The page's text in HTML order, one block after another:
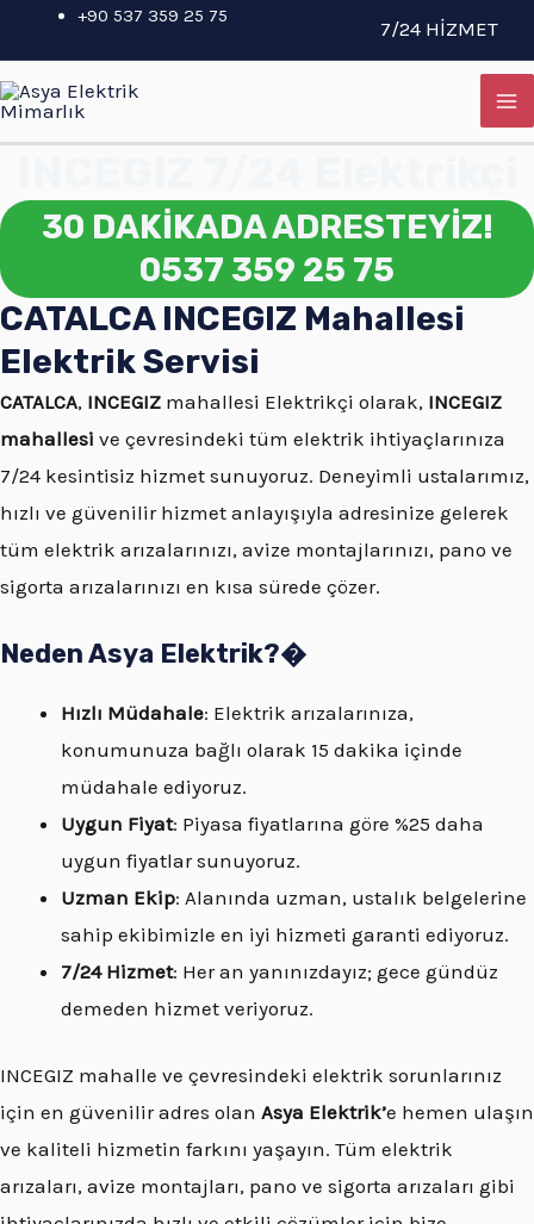
İçeriğe
atla
+90 537 359 25 75
7/24 HİZMET
30 DAKİKADA ADRESTEYİZ!
0537 359 25 75
CATALCA INCEGIZ Mahallesi
Elektrik Servisi
CATALCA, INCEGIZ mahallesi Elektrikçi olarak, INCEGIZ
mahallesi ve çevresindeki tüm elektrik ihtiyaçlarınıza
7/24 kesintisiz hizmet sunuyoruz. Deneyimli ustalarımız,
hızlı ve güvenilir hizmet anlayışıyla adresinize gelerek
tüm elektrik arızalarınızı, avize montajlarınızı, pano ve
sigorta arızalarınızı en kısa sürede çözer.
Neden Asya Elektrik?�
Hızlı Müdahale: Elektrik arızalarınıza,
konumunuza bağlı olarak 15 dakika içinde
müdahale ediyoruz.
Uygun Fiyat: Piyasa fiyatlarına göre %25 daha
uygun fiyatlar sunuyoruz.
Uzman Ekip: Alanında uzman, ustalık belgelerine
sahip ekibimizle en iyi hizmeti garanti ediyoruz.
7/24 Hizmet: Her an yanınızdayız; gece gündüz
demeden hizmet veriyoruz.
INCEGIZ mahalle ve çevresindeki elektrik sorunlarınız
için en güvenilir adres olan Asya Elektrik’e hemen ulaşın
ve kaliteli hizmetin farkını yaşayın. Tüm elektrik
arızaları, avize montajları, pano ve sigorta arızaları gibi